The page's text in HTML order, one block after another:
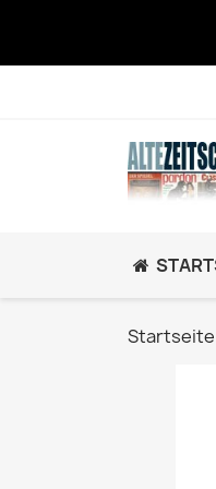
Startseite